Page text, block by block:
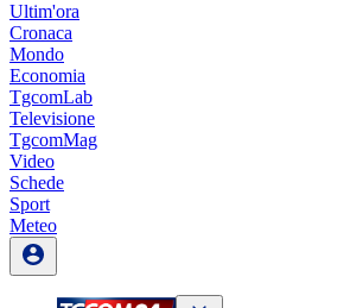
Ultim'ora
Cronaca
Mondo
Economia
TgcomLab
Televisione
TgcomMag
Video
Schede
Sport
Meteo